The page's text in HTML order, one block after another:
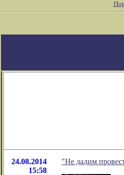
24.08.2014
15:58
"Не дадим